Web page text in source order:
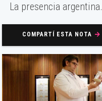
La presencia argentina.
COMPARTÍ ESTA NOTA